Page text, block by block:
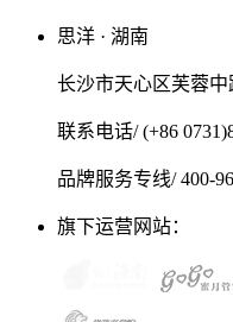
思洋 · 湖南
长沙市天心区芙蓉
联系电话/ (+86
品牌服务专线/ 400-
旗下运营网站：